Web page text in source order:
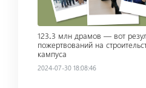
123․3 млн драмов — вот
пожертвований на
кампуса
2024-07-30 18:08:46